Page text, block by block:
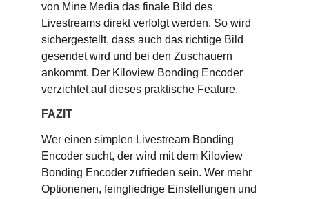
von Mine Media das finale Bild des
Livestreams direkt verfolgt werden. So wird
sichergestellt, dass auch das richtige Bild
gesendet wird und bei den Zuschauern
ankommt. Der Kiloview Bonding Encoder
verzichtet auf dieses praktische Feature.
FAZIT
Wer einen simplen Livestream Bonding
Encoder sucht, der wird mit dem Kiloview
Bonding Encoder zufrieden sein. Wer mehr
Optionenen, feingliedrige Einstellungen und